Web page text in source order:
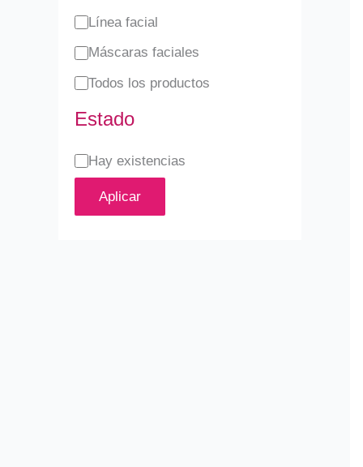
Línea facial
Máscaras faciales
Todos los productos
Estado
Hay existencias
Aplicar